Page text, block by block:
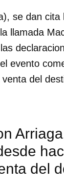
se dan
llamada
evento
del
del